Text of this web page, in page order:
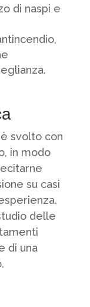
di naspi e
svolto con
in modo
su casi
delle
di una